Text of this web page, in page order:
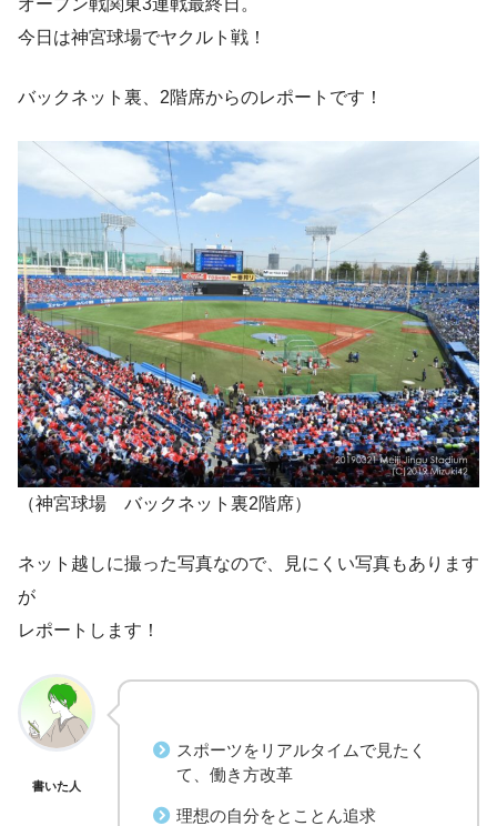
今日は神宮球場でヤクルト戦！
バックネット裏、2階席からのレポートです！
（神宮球場 バックネット裏2階席）
ネット越しに撮った写真なので、見にくい写真もあります
が
レポートします！
書いた人
スポーツをリアルタイムで見たく
て、働き方改革
理想の自分をとことん追求